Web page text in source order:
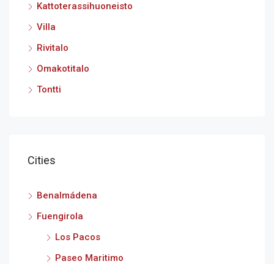
Kattoterassihuoneisto
Villa
Rivitalo
Omakotitalo
Tontti
Cities
Benalmádena
Fuengirola
Los Pacos
Paseo Maritimo